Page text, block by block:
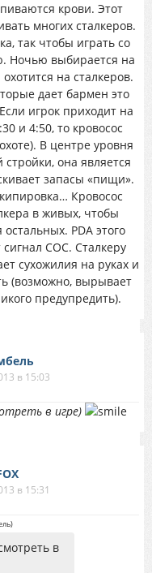
крови. Этот
многих сталкеров.
так чтобы играть со
Ночью выбирается на
на сталкеров.
дает бармен это
игрок приходит на
и 4:50, то кровосос
В центре уровня
она является
запасы «пищи».
Кровосос
в живых, чтобы
PDA этого
СОС. Сталкеру
сухожилия на руках и
(возможно, вырывает
предупредить).
в 15:03
в игре)
в 15:31
)
в